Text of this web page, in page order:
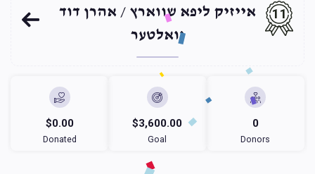
אייזיק ליפא שווארץ / אהרן דוד
וואלטער
11
$0.00
Donated
$3,600.00
Goal
0
Donors